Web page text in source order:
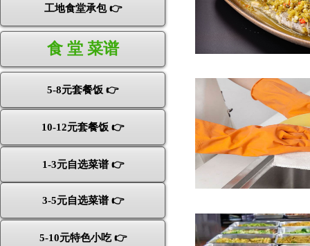
工地食堂承包 👉
食 堂 菜谱
5-8元套餐饭 👉
10-12元套餐饭 👉
1-3元自选菜谱 👉
3-5元自选菜谱 👉
5-10元特色小吃 👉